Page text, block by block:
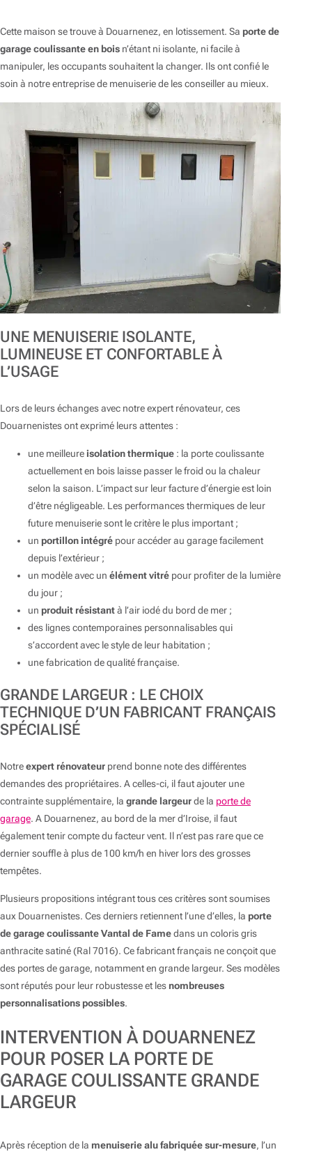
Cette maison se trouve à Douarnenez, en lotissement. Sa porte de
garage coulissante en bois n’étant ni isolante, ni facile à
manipuler, les occupants souhaitent la changer. Ils ont confié le
soin à notre entreprise de menuiserie de les conseiller au mieux.
UNE MENUISERIE ISOLANTE,
LUMINEUSE ET CONFORTABLE À
L’USAGE
Lors de leurs échanges avec notre expert rénovateur, ces
Douarnenistes ont exprimé leurs attentes :
une meilleureisolation thermique : la porte coulissante
actuellement en bois laisse passer le froid ou la chaleur
selon la saison. L’impact sur leur facture d’énergie est loin
d’être négligeable. Les performances thermiques de leur
future menuiserie sont le critère le plus important ;
un portillon intégré pour accéder au garage facilement
depuis l’extérieur ;
un modèle avec un élément vitré pour profiter de la lumière
du jour ;
un produit résistantà l’air iodé du bord de mer ;
des lignes contemporaines personnalisables qui
s’accordent avec le style de leur habitation ;
une fabrication de qualité française.
GRANDE LARGEUR : LE CHOIX
TECHNIQUE D’UN FABRICANT FRANÇAIS
SPÉCIALISÉ
Notreexpert rénovateur prend bonne note des différentes
demandes des propriétaires. A celles-ci, il faut ajouter une
contrainte supplémentaire, la grande largeurde la porte de
garage. A Douarnenez, au bord de la mer d’Iroise, il faut
également tenir compte du facteur vent. Il n’est pas rare que ce
dernier souffle à plus de 100 km/h en hiver lors des grosses
tempêtes.
Plusieurs propositions intégrant tous ces critères sont soumises
aux Douarnenistes. Ces derniers retiennent l’une d’elles, la porte
de garage coulissante Vantal de Famedans un coloris gris
anthracite satiné (Ral 7016). Ce fabricant français ne conçoit que
des portes de garage, notamment en grande largeur. Ses modèles
sont réputés pour leur robustesse et les nombreuses
personnalisations possibles.
INTERVENTION À DOUARNENEZ
POUR POSER LA PORTE DE
GARAGE COULISSANTE GRANDE
LARGEUR
Après réception de la menuiserie alu fabriquée sur-mesure, l’un